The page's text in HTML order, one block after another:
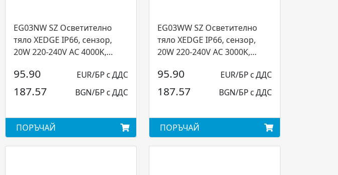
EG03NW SZ Осветително
тяло XEDGE IP66, сензор,
20W 220-240V AC 4000K,
95.90 EUR/БР с ДДС
187.57 BGN/БР с ДДС
ПОРЪЧАЙ
EG03WW SZ Осветително
тяло XEDGE IP66, сензор,
20W 220-240V AC 3000K,
95.90 EUR/БР с ДДС
187.57 BGN/БР с ДДС
ПОРЪЧАЙ